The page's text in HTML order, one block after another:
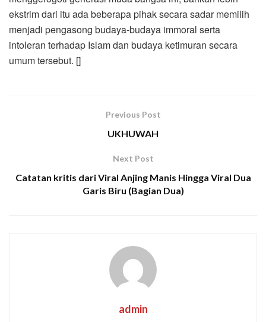
ekstrim dari itu ada beberapa pihak secara sadar memilih
menjadi pengasong budaya-budaya immoral serta
intoleran terhadap Islam dan budaya ketimuran secara
umum tersebut. []
Previous Post
UKHUWAH
Next Post
Catatan kritis dari Viral Anjing Manis Hingga Viral Dua
Garis Biru (Bagian Dua)
admin